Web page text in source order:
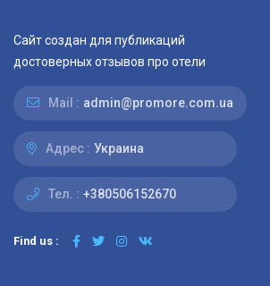
Сайт создан для публикаций
достоверных отзывов про отели
Mail : admin@promore.com.ua
Адрес : Украина
Тел. : +380506152670
Find us :